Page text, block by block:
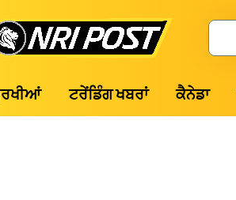
Search
ਟਰੇਂਡਿੰਗ ਖਬਰਾਂ ਕੈਨੇਡਾ